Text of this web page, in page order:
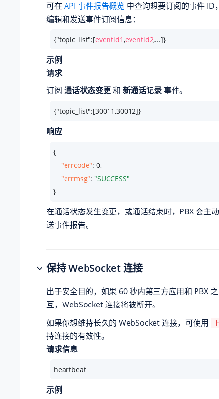
可在 API 事件报告概览 中查询想要订阅的事件 ID
编辑和发送事件订阅信息：
{"topic_list":[eventid1,eventid2,...]}
示例
请求
订阅 通话状态变更和 新通话记录事件。
{"topic_list":[30011,30012]}
响应
{
"errcode": 0,
"errmsg": "SUCCESS"
}
在通话状态发生变更，或通话结束时，PBX 会主
送事件报告。
保持 WebSocket 连接
出于安全目的，如果 60 秒内第三方应用和 PBX
互，WebSocket 连接将被断开。
如果你想维持长久的 WebSocket 连接，可使用
持连接的有效性。
请求信息
heartbeat
示例